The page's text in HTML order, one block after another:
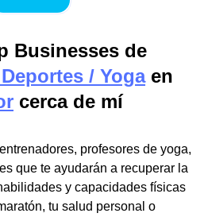
Businesses de
/ Yogaen
cerca de mí
profesores de yoga,
que te ayudarán a recuperar la
y capacidades físicas
tu salud personal o